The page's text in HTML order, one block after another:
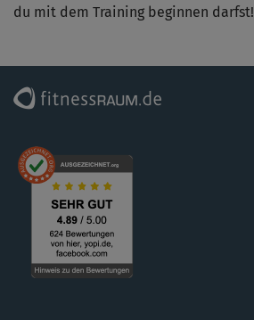
du mit dem Training beginnen darfst!